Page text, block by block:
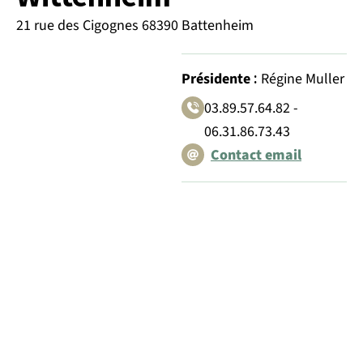
21 rue des Cigognes 68390 Battenheim
Présidente : Régine Muller
03.89.57.64.82 -
06.31.86.73.43
Contact email